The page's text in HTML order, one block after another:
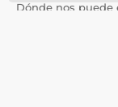
Dónde nos puede